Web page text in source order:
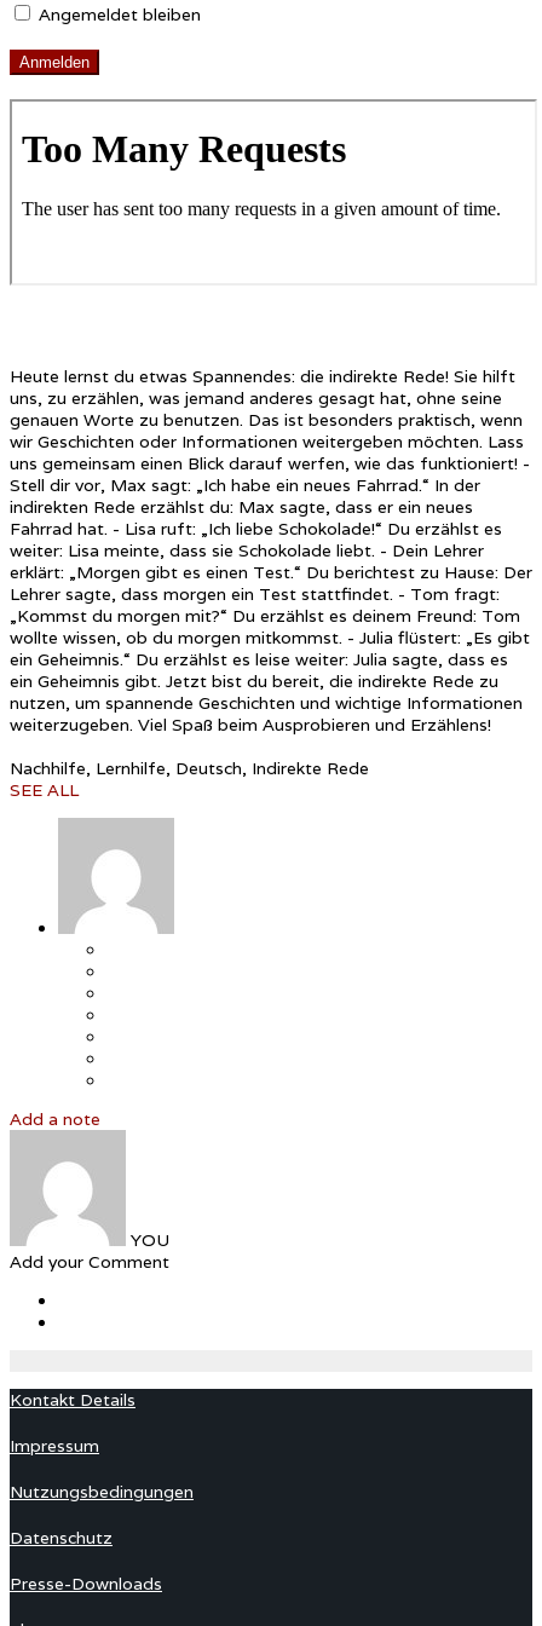
Angemeldet bleiben
Heute lernst du etwas Spannendes: die indirekte Rede! Sie hilft
uns, zu erzählen, was jemand anderes gesagt hat, ohne seine
genauen Worte zu benutzen. Das ist besonders praktisch, wenn
wir Geschichten oder Informationen weitergeben möchten. Lass
uns gemeinsam einen Blick darauf werfen, wie das funktioniert! -
Stell dir vor, Max sagt: „Ich habe ein neues Fahrrad.“ In der
indirekten Rede erzählst du: Max sagte, dass er ein neues
Fahrrad hat. - Lisa ruft: „Ich liebe Schokolade!“ Du erzählst es
weiter: Lisa meinte, dass sie Schokolade liebt. - Dein Lehrer
erklärt: „Morgen gibt es einen Test.“ Du berichtest zu Hause: Der
Lehrer sagte, dass morgen ein Test stattfindet. - Tom fragt:
„Kommst du morgen mit?“ Du erzählst es deinem Freund: Tom
wollte wissen, ob du morgen mitkommst. - Julia flüstert: „Es gibt
ein Geheimnis.“ Du erzählst es leise weiter: Julia sagte, dass es
ein Geheimnis gibt. Jetzt bist du bereit, die indirekte Rede zu
nutzen, um spannende Geschichten und wichtige Informationen
weiterzugeben. Viel Spaß beim Ausprobieren und Erzählens!
Nachhilfe, Lernhilfe, Deutsch, Indirekte Rede
SEE ALL
Add a note
YOU
Add your Comment
Kontakt Details
Impressum
Nutzungsbedingungen
Datenschutz
Presse-Downloads